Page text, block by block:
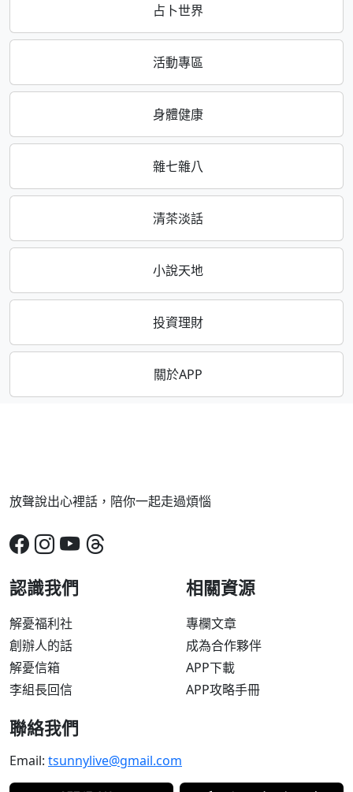
占卜世界
活動專區
身體健康
雜七雜八
清茶淡話
小說天地
投資理財
關於APP
放聲說出心裡話，陪你一起走過煩惱
認識我們
解憂福利社
創辦人的話
解憂信箱
李組長回信
相關資源
專欄文章
成為合作夥伴
APP下載
APP攻略手冊
聯絡我們
Email: tsunnylive@gmail.com